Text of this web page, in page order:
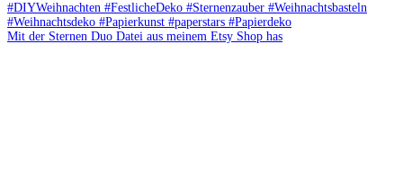
Mit der Sternen Duo Datei aus meinem Etsy Shop has